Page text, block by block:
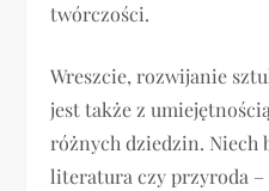
twórczości.
Wreszcie, rozwijanie
jest także z
różnych dziedzin. Niech
literatura czy przyroda